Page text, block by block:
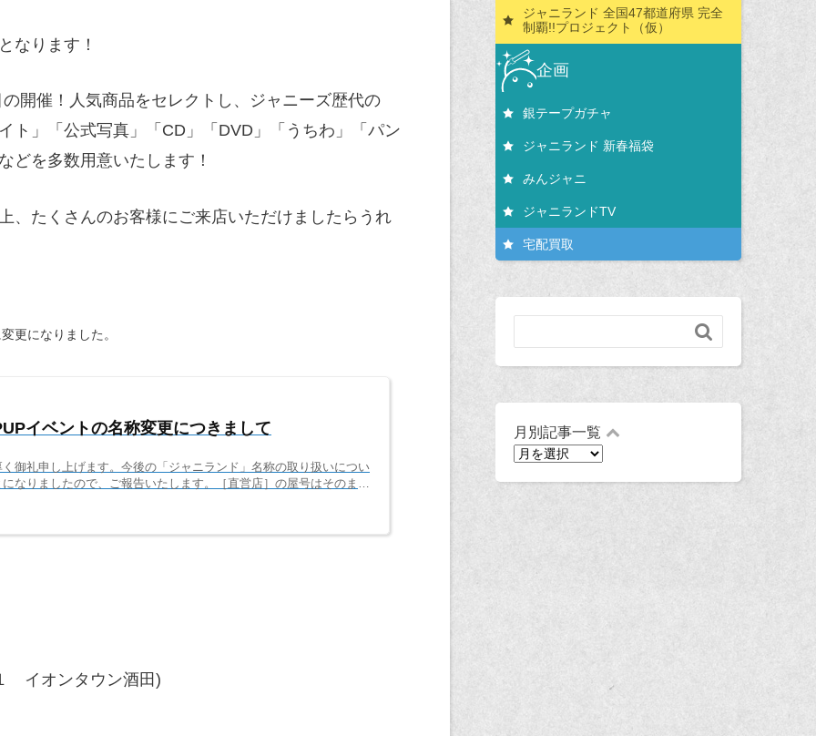
なります！
開催！人気商品をセレクトし、ジャニーズ歴代の
ト」「公式写真」「CD」「DVD」「うちわ」「パン
どを多数用意いたします！
、たくさんのお客様にご来店いただけましたらうれ
更になりました。
イベントの名称変更につきまして
御礼申し上げます。今後の「ジャニランド」名称の取り扱いについ
なりましたので、ご報告いたします。［直営店］の屋号はそのまま
変更無く継続致します。［催事・POPUPイベント名］は「スタラ
イオンタウン酒田)
ジャニランド 全国47都道府県 完全
制覇!!プロジェクト（仮）
企画
銀テープガチャ
ジャニランド 新春福袋
みんジャニ
ジャニランドTV
宅配買取

月別記事一覧
月